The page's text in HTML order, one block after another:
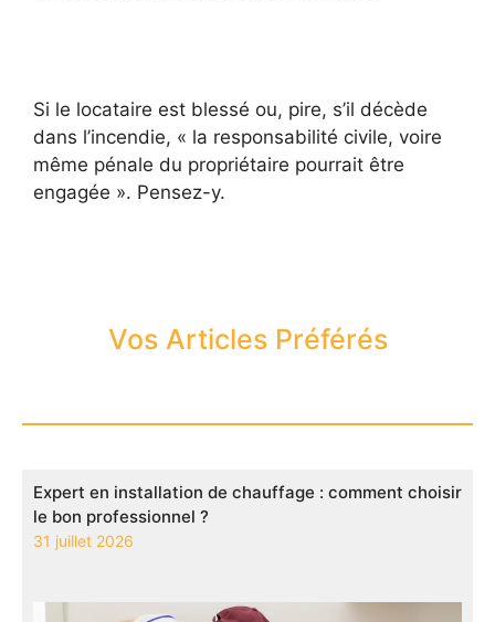
Si le locataire est blessé ou, pire, s’il décède
dans l’incendie, « la responsabilité civile, voire
même pénale du propriétaire pourrait être
engagée ». Pensez-y.
Vos Articles Préférés
Expert en installation de chauffage : comment choisir
le bon professionnel ?
31 juillet 2026